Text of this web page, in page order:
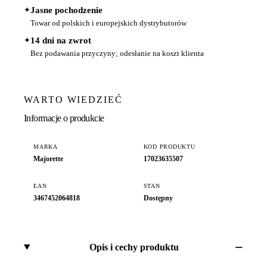
✦Jasne pochodzenie
Towar od polskich i europejskich dystrybutorów
✦14 dni na zwrot
Bez podawania przyczyny; odesłanie na koszt klienta
WARTO WIEDZIEĆ
Informacje o produkcie
MARKA
Majorette
KOD PRODUKTU
17023635507
EAN
3467452064818
STAN
Dostępny
Opis i cechy produktu